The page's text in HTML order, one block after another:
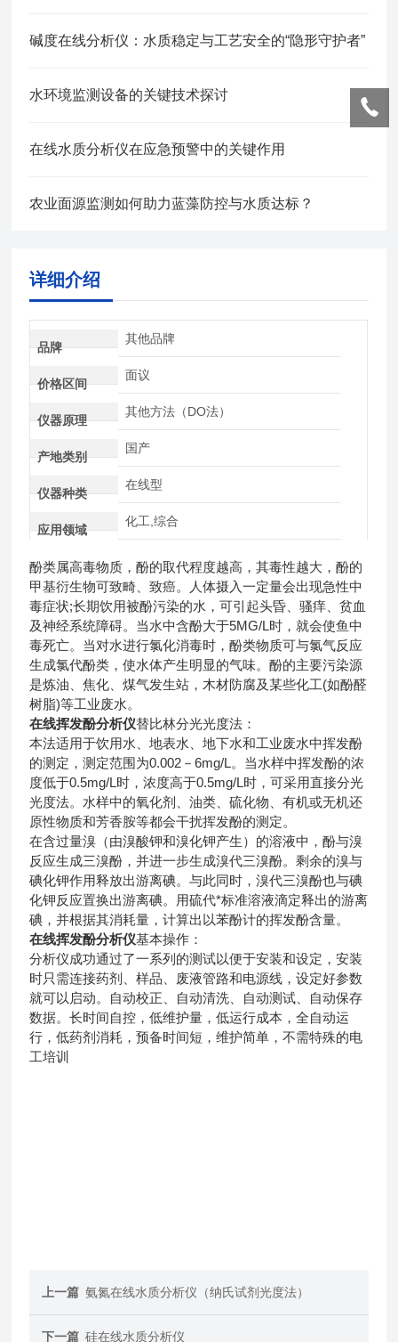
碱度在线分析仪：水质稳定与工艺安全的“隐形守护者”
水环境监测设备的关键技术探讨
在线水质分析仪在应急预警中的关键作用
农业面源监测如何助力蓝藻防控与水质达标？
详细介绍
品牌
其他品牌
价格区间
面议
仪器原理
其他方法（DO法）
产地类别
国产
仪器种类
在线型
应用领域
化工,综合
酚类属高毒物质，酚的取代程度越高，其毒性越大，酚的
甲基衍生物可致畸、致癌。人体摄入一定量会出现急性中
毒症状;长期饮用被酚污染的水，可引起头昏、骚痒、贫血
及神经系统障碍。当水中含酚大于5MG/L时，就会使鱼中
毒死亡。当对水进行氯化消毒时，酚类物质可与氯气反应
生成氯代酚类，使水体产生明显的气味。酚的主要污染源
是炼油、焦化、煤气发生站，木材防腐及某些化工(如酚醛
树脂)等工业废水。
在线挥发酚分析仪替比林分光光度法：
本法适用于饮用水、地表水、地下水和工业废水中挥发酚
的测定，测定范围为0.002－6mg/L。当水样中挥发酚的浓
度低于0.5mg/L时，浓度高于0.5mg/L时，可采用直接分光
光度法。水样中的氧化剂、油类、硫化物、有机或无机还
原性物质和芳香胺等都会干扰挥发酚的测定。
在含过量溴（由溴酸钾和溴化钾产生）的溶液中，酚与溴
反应生成三溴酚，并进一步生成溴代三溴酚。剩余的溴与
碘化钾作用释放出游离碘。与此同时，溴代三溴酚也与碘
化钾反应置换出游离碘。用硫代*标准溶液滴定释出的游离
碘，并根据其消耗量，计算出以苯酚计的挥发酚含量。
在线挥发酚分析仪基本操作：
分析仪成功通过了一系列的测试以便于安装和设定，安装
时只需连接药剂、样品、废液管路和电源线，设定好参数
就可以启动。自动校正、自动清洗、自动测试、自动保存
数据。长时间自控，低维护量，低运行成本，全自动运
行，低药剂消耗，预备时间短，维护简单，不需特殊的电
工培训
上一篇 氨氮在线水质分析仪（纳氏试剂光度法）
下一篇 硅在线水质分析仪